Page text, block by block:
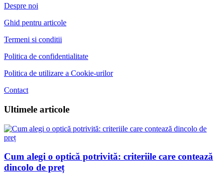
Despre noi
Ghid pentru articole
Termeni si conditii
Politica de confidentialitate
Politica de utilizare a Cookie-urilor
Contact
Ultimele articole
Cum alegi o optică potrivită: criteriile care contează
dincolo de preț